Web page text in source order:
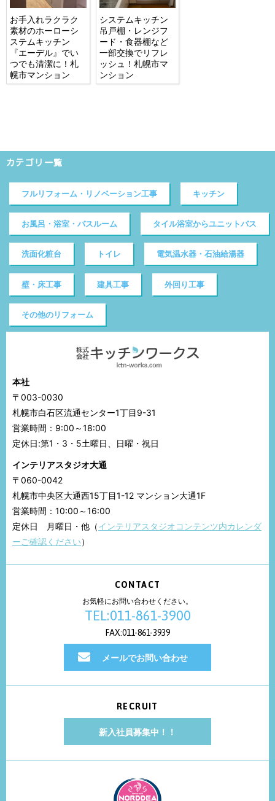
お手入れラクラク
素材のホーローシ
ステムキッチン
『エーデル』でい
つでも清潔に！札
幌市マンション
システムキッチン
吊戸棚・レンジフ
ード・食器棚など
一部交換でリフレ
ッシュ！札幌市マ
ンション
カテゴリ一覧
フルリフォーム・リノベーション工事 キッチン
お風呂・浴室・バスルーム タイル浴室からユニットバス
洗面化粧台 トイレ 電気温水器・石油給湯器
壁・床工事 建具工事 外回り工事
その他のリフォーム
本社
〒003-0030
札幌市白石区流通センター1丁目9-31
営業時間：9:00～18:00
定休日:第1・3・5土曜日、日曜・祝日
インテリアスタジオ大通
〒060-0042
札幌市中央区大通西15丁目1-12 マンション大通1F
営業時間：10:00～16:00
定休日 月曜日・他（インテリアスタジオコンテンツ内カレンダ
ーご確認ください）
CONTACT
お気軽にお問い合わせください。
TEL:011-861-3900
FAX:011-861-3939
メールでお問い合わせ
RECRUIT
新入社員募集中！！